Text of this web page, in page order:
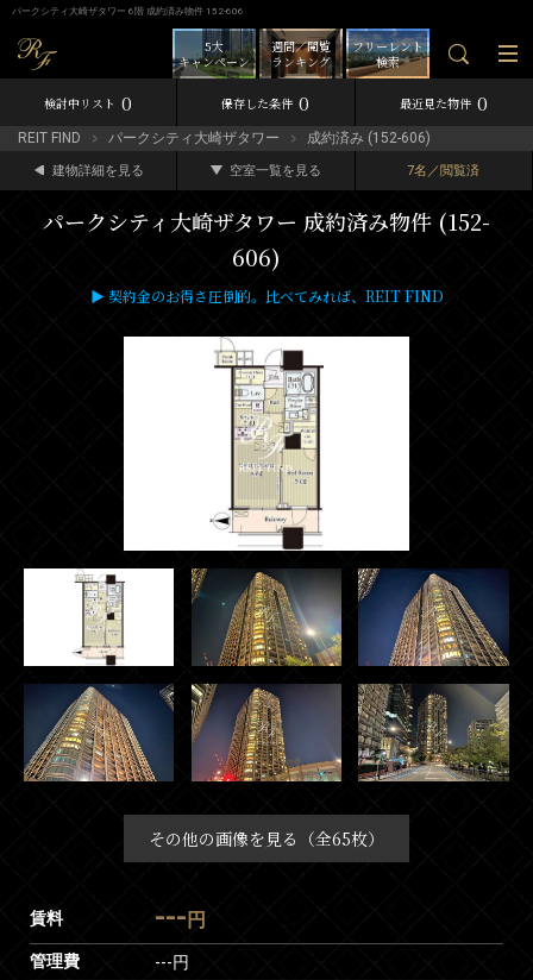
パークシティ大崎ザタワー 6階 成約済み物件 152-606
フリーレント
検索
週間／閲覧
ランキング
5大
キャンペーン
検討中リスト 0 保存した条件 0 最近見た物件 0
REIT FIND パークシティ大崎ザタワー 成約済み (152-606)
建物詳細を見る 空室一覧を見る 7名／閲覧済
パークシティ大崎ザタワー 成約済み物件 (152-
606)
▶ 契約金のお得さ圧倒的。比べてみれば、REIT FIND
その他の画像を見る（全65枚）
賃料 --- 円
管理費 ---円